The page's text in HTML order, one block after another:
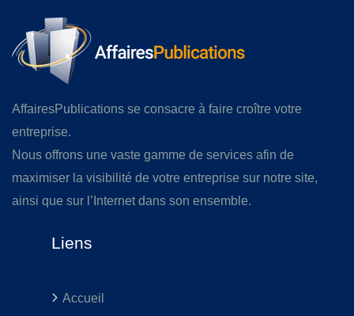
AffairesPublications se consacre à faire croître votre
entreprise.
Nous offrons une vaste gamme de services afin de
maximiser la visibilité de votre entreprise sur notre site,
ainsi que sur l’Internet dans son ensemble.
Liens
Accueil